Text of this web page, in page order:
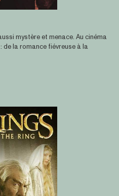
mystère et menace. Au cinéma
de la romance fiévreuse à la